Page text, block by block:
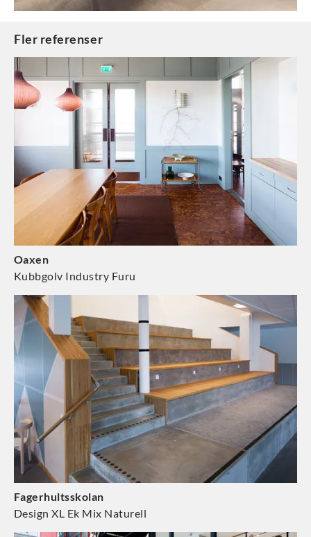
Fler referenser
Oaxen
Kubbgolv Industry Furu
Fagerhultsskolan
Design XL Ek Mix Naturell